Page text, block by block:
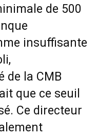
de 500
insuffisante
de la CMB
que ce seuil
Ce directeur